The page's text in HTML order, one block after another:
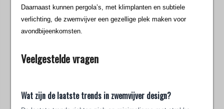
Daarnaast kunnen pergola’s, met klimplanten en subtiele
verlichting, de zwemvijver een gezellige plek maken voor
avondbijeenkomsten.
Veelgestelde vragen
Wat zijn de laatste trends in zwemvijver design?